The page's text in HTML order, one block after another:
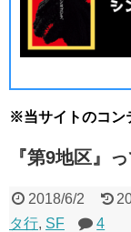
※当サイトのコン
『第9地区』
2018/6/2
タ行, SF 4